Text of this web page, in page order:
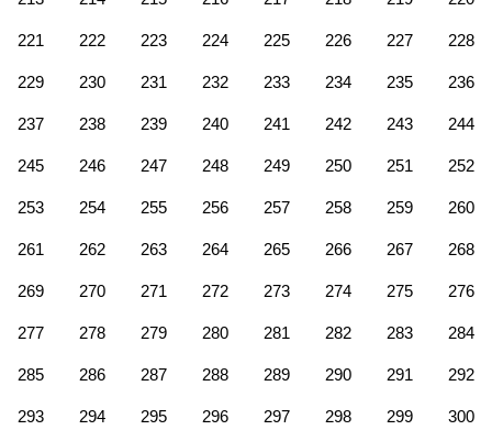
221 222 223 224 225 226 227 228
229 230 231 232 233 234 235 236
237 238 239 240 241 242 243 244
245 246 247 248 249 250 251 252
253 254 255 256 257 258 259 260
261 262 263 264 265 266 267 268
269 270 271 272 273 274 275 276
277 278 279 280 281 282 283 284
285 286 287 288 289 290 291 292
293 294 295 296 297 298 299 300